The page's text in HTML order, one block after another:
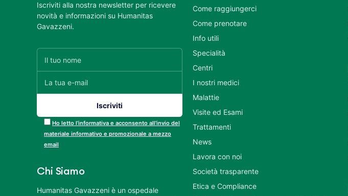
Iscriviti alla nostra newsletter per ricevere
novità e informazioni su Humanitas
Gavazzeni.
Ho letto l’informativa e acconsento all’invio del
materiale informativo e promozionale a mezzo
email
Chi Siamo
Humanitas Gavazzeni è un ospedale
Come raggiungerci
Come prenotare
Info utili
Specialità
Centri
I nostri medici
Malattie
Visite ed Esami
Trattamenti
News
Lavora con noi
Società trasparente
Etica e Compliance